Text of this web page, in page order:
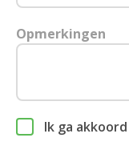
Opmerkingen
Ik ga